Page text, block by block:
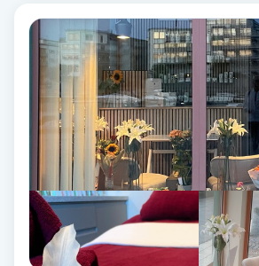
Ansiktsbehandling djuprengörande
Babylights
Balayage
Bambumassage
Barber